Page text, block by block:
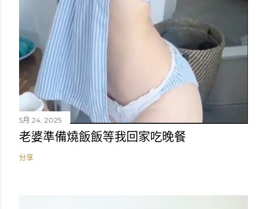
5月 24, 2025
老婆準備燒飯飯等我回家吃晚餐
分享